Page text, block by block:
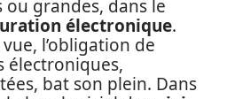
grandes, dans le
électronique.
l’obligation de
électroniques,
bat son plein. Dans